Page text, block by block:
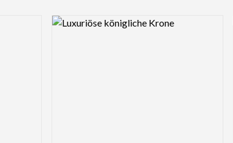
Logo Preview Image